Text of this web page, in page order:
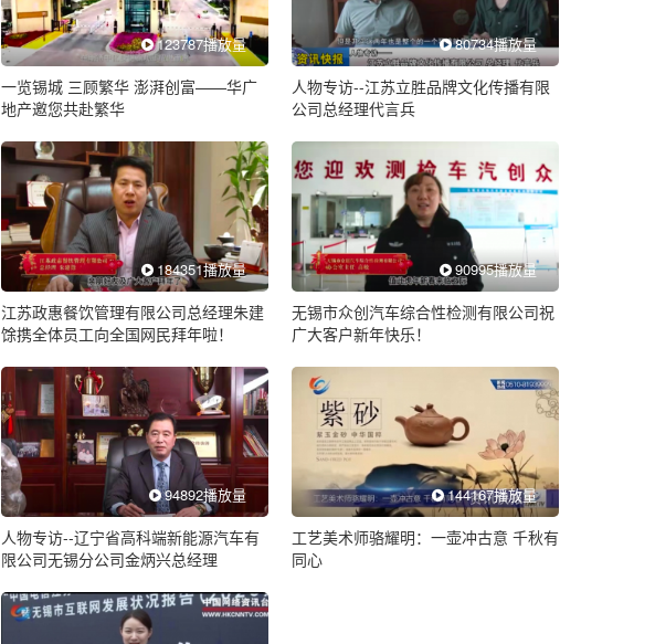
123787播放量
一览锡城 三顾繁华 澎湃创富——华广
地产邀您共赴繁华
80734播放量
人物专访--江苏立胜品牌文化传播有限
公司总经理代言兵
184351播放量
江苏政惠餐饮管理有限公司总经理朱建
馀携全体员工向全国网民拜年啦！
90995播放量
无锡市众创汽车综合性检测有限公司祝
广大客户新年快乐！
94892播放量
人物专访--辽宁省高科端新能源汽车有
限公司无锡分公司金炳兴总经理
144167播放量
工艺美术师骆耀明：一壶冲古意 千秋有
同心